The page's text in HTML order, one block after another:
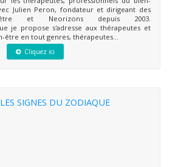
Julien Peron, fondateur et dirigeant des
et Neorizons depuis 2003.
je propose s'adresse aux thérapeutes et
être en tout genres, thérapeutes...
Cliquez ici
LES SIGNES DU ZODIAQUE